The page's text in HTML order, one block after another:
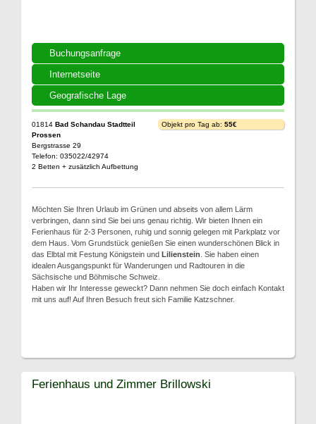
Buchungsanfrage
Internetseite
Geografische Lage
01814 Bad Schandau Stadtteil
Prossen
Bergstrasse 29
Telefon: 035022/42974
2 Betten + zusätzlich Aufbettung
Objekt pro Tag ab: 55€
Möchten Sie Ihren Urlaub im Grünen und abseits von allem Lärm
verbringen, dann sind Sie bei uns genau richtig. Wir bieten Ihnen ein
Ferienhaus für 2-3 Personen, ruhig und sonnig gelegen mit Parkplatz vor
dem Haus. Vom Grundstück genießen Sie einen wunderschönen Blick in
das Elbtal mit Festung Königstein und Lilienstein . Sie haben einen
idealen Ausgangspunkt für Wanderungen und Radtouren in die
Sächsische und Böhmische Schweiz.
Haben wir Ihr Interesse geweckt? Dann nehmen Sie doch einfach Kontakt
mit uns auf! Auf Ihren Besuch freut sich Familie Katzschner.
Ferienhaus und Zimmer Brillowski